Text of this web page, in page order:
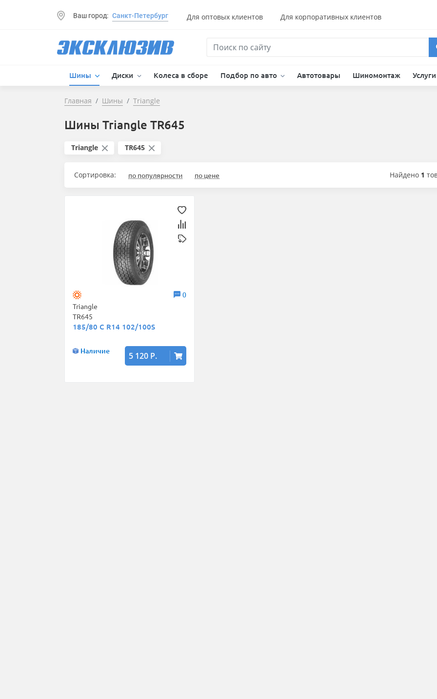
Ваш город: Санкт-Петербург Для оптовых клиентов Для корпоративных клиентов
Шины Диски Колеса в сборе Подбор по авто Автотовары Шиномонтаж Услуги
Главная Шины Triangle
Шины Triangle TR645
Triangle TR645
Сортировка: по популярности по цене Найдено 1
0
Triangle
TR645
185/80 C R14 102/100S
Наличие 5 120 Р.